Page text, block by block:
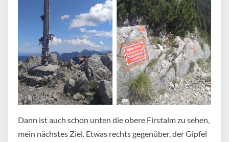
Dann ist auch schon unten die obere Firstalm zu sehen,
mein nächstes Ziel. Etwas rechts gegenüber, der Gipfel